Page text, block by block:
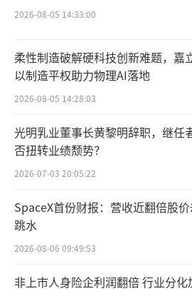
这样做当然有其必要
故事型或者对谈型的播客
然会产生无效信息和计划
些多余内容往往需要播客
进行处理，以增加信息密
收听体验。
一旦转换到直播赛道则
为即时性内容媒介，除了
本，播客主理人必须依靠即
固然其自身的知识储备可
相对于制作更为精良的播
下，内容质量大概率不会比
2026-08-05 14:33:00
柔性制造破解硬科技创新难题，嘉
以制造平权助力物理AI落地
2026-08-05 14:28:03
光明乳业董事长黄黎明辞职，继任
否扭转业绩颓势？
2026-07-03 20:05:22
SpaceX首份财报：营收近翻倍股
跳水
2026-08-06 09:49:53
非上市人身险企利润翻倍 行业分化